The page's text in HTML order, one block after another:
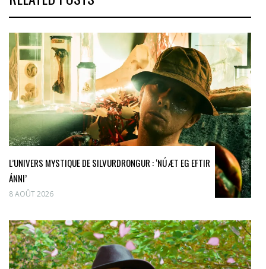
L’UNIVERS MYSTIQUE DE SILVURDRONGUR : ‘NÚ ÆT EG EFTIR
ÁNNI’
8 AOÛT 2026